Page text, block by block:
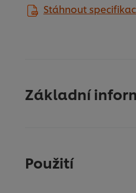
Stáhnout
Základní
Použití